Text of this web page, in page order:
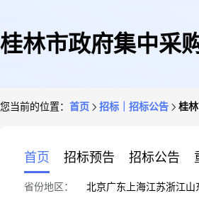
桂林市政府集中采
您当前的位置： 首页 招标｜招标公告 桂
首页 招标预告 招标公告
省份地区： 北京广东 上海江苏浙江山